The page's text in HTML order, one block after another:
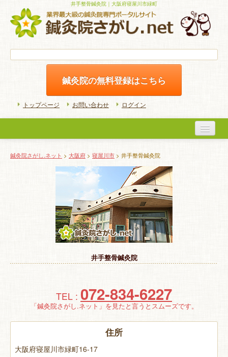
井手整骨鍼灸院｜大阪府寝屋川市緑町
鍼灸院の無料登録はこちら
トップページ お問い合わせ ログイン
初めての方へ
よくある質問
ホームケア
特 集
お悩み解決！
鍼灸院さがし.ネット > 大阪府 > 寝屋川市 > 井手整骨鍼灸院
井手整骨鍼灸院
TEL : 072-834-6227
「鍼灸院さがし.ネット」を見たと言うとスムーズです。
住所
大阪府寝屋川市緑町16-17